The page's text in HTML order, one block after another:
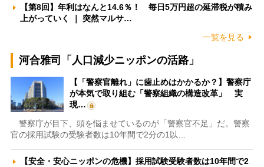
【第8回】年利はなんと14.6％！ 毎日5万円超の延滞税が積み
上がっていく ｜ 突然マルサ…
一覧を見る
河合雅司「人口減少ニッポンの活路」
【「警察官離れ」に歯止めはかかるか？】警察庁
が本気で取り組む「警察組織の構造改革」 実
現…
警察庁が目下、頭を悩ませているのが「警察官不足」だ。警察
官の採用試験の受験者数は10年間で2分の1以…
【安全・安心ニッポンの危機】採用試験受験者数は10年間で2